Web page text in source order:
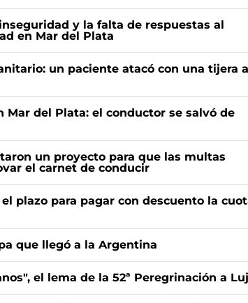
y la falta de respuestas al
en Mar del Plata
un paciente atacó con una tijera a
Mar del Plata: el conductor se salvó de
un proyecto para que las multas
el carnet de conducir
plazo para pagar con descuento la
que llegó a la Argentina
el lema de la 52ª Peregrinación a